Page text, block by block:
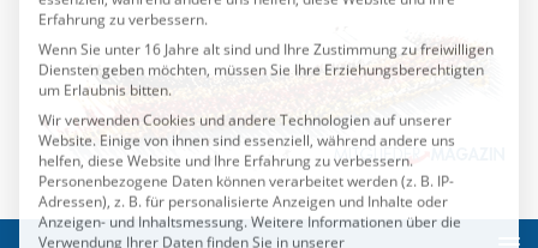
helfen, diese Website und Ihre Erfahrung zu verbessern.
Personenbezogene Daten können verarbeitet werden (z. B. IP-
Adressen), z. B. für personalisierte Anzeigen und Inhalte oder
Anzeigen- und Inhaltsmessung.Weitere Informationen über die
Verwendung Ihrer Daten finden Sie in unserer
Datenschutzerklärung.Sie können Ihre Auswahl jederzeit unter
Einstellungenwiderrufen oder anpassen.
Es folgt eine Liste der Service-Gruppen, für die eine
Essenziell
Externe Medien